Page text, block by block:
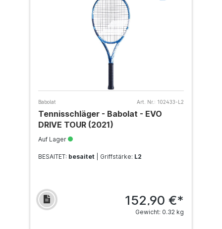
Babolat Art. Nr.: 102433-L2
Tennisschläger - Babolat - EVO
DRIVE TOUR (2021)
Auf Lager
BESAITET: besaitet | Griffstärke: L2
152,90 €*
Gewicht: 0.32 kg